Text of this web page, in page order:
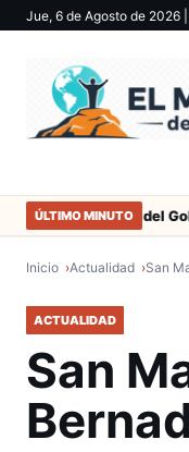
Jue, 6 de Agosto de 2026
ÚLTIMO MINUTO
del Gobierno
Inicio Actualidad San
ACTUALIDAD
San